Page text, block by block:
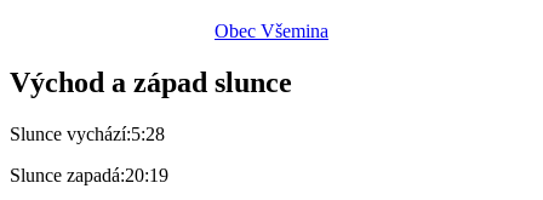
Obec Všemina
Východ a západ slunce
Slunce vychází:5:28
Slunce zapadá:20:19